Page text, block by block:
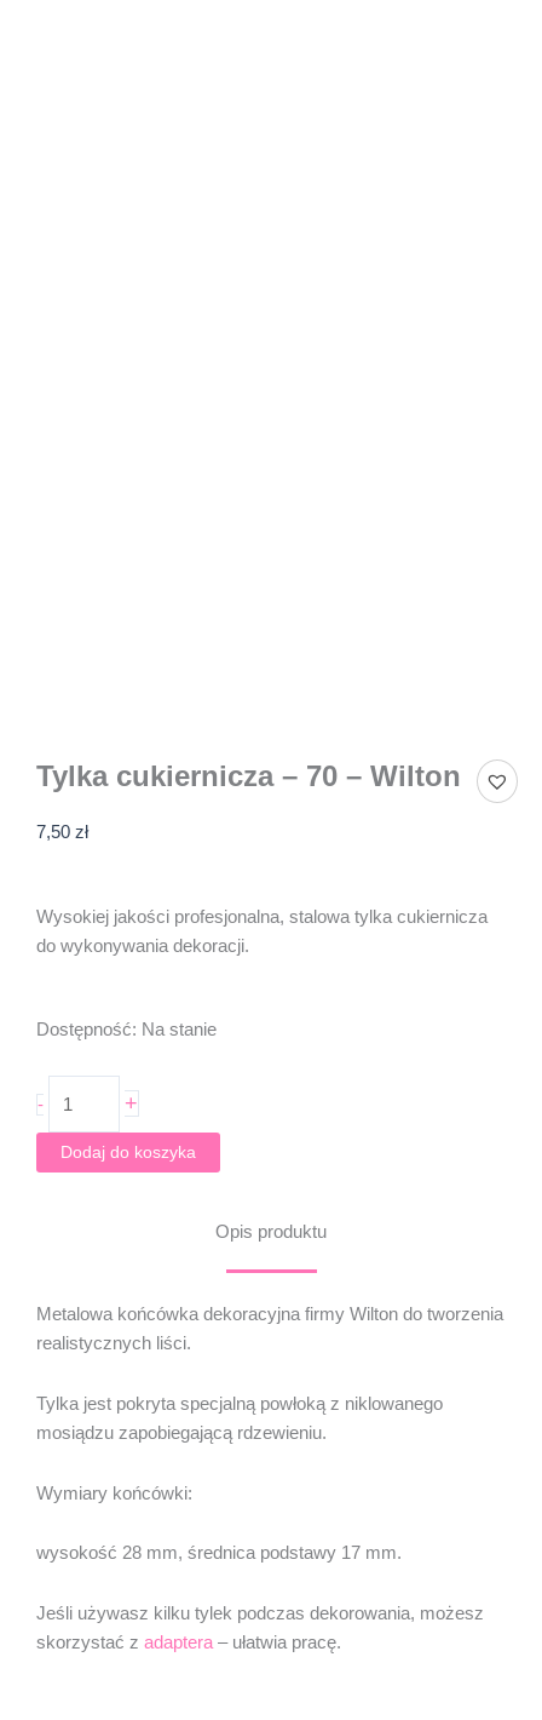
Tylka cukiernicza – 70 – Wilton
7,50 zł
Wysokiej jakości profesjonalna, stalowa tylka cukiernicza
do wykonywania dekoracji.
Dostępność: Na stanie
-
ilość
cukiernicza
70
-
+
Dodaj do koszyka
Opis produktu
Metalowa końcówka dekoracyjna firmy Wilton do tworzenia
realistycznych liści.
Tylka jest pokryta specjalną powłoką z niklowanego
mosiądzu zapobiegającą rdzewieniu.
Wymiary końcówki:
wysokość 28 mm, średnica podstawy 17 mm.
Jeśli używasz kilku tylek podczas dekorowania, możesz
skorzystać z adaptera – ułatwia pracę.